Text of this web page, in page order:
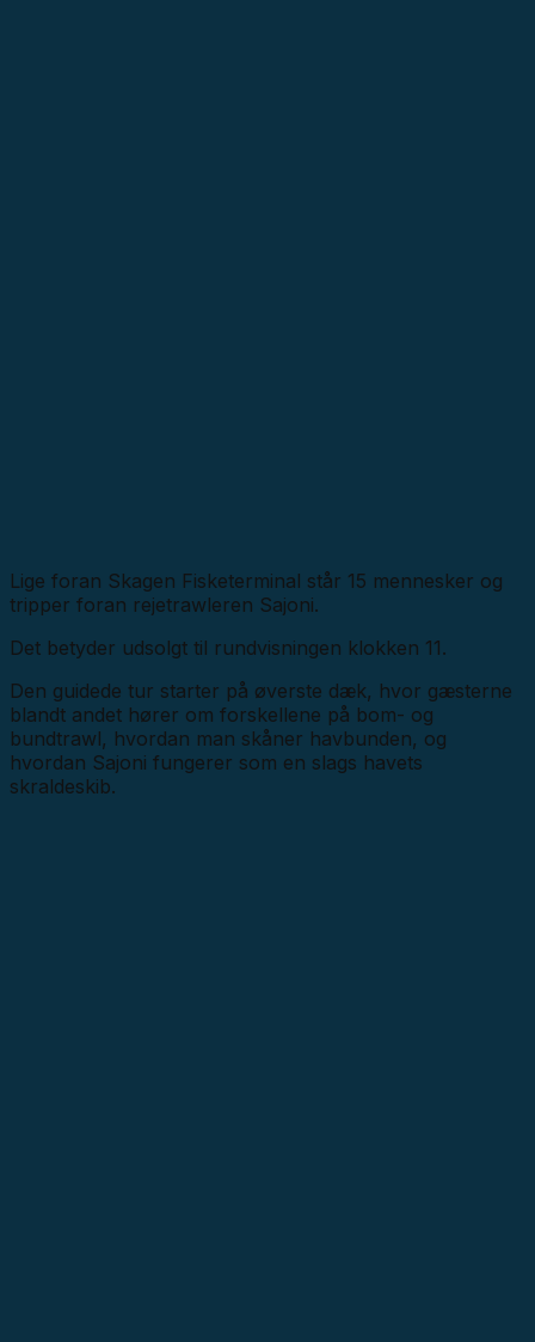
Lige foran Skagen Fisketerminal står 15 mennesker og
tripper foran rejetrawleren Sajoni.
Det betyder udsolgt til rundvisningen klokken 11.
Den guidede tur starter på øverste dæk, hvor gæsterne
blandt andet hører om forskellene på bom- og
bundtrawl, hvordan man skåner havbunden, og
hvordan Sajoni fungerer som en slags havets
skraldeskib.